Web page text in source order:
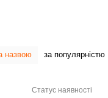
назвою за популярністю
Статус наявності